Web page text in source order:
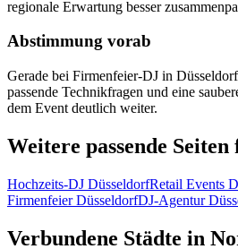
regionale Erwartung besser
Abstimmung vorab
Gerade bei Firmenfeier-DJ in
passende Technikfragen und eine
dem Event deutlich weiter.
Weitere passende
Hochzeits-DJ DüsseldorfRetail Events
Firmenfeier DüsseldorfDJ-Agentur
Verbundene Städte in